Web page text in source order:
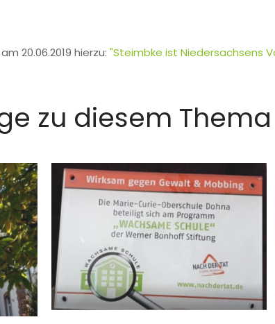
20.06.2019 hierzu: "Steimbke ist Niedersachsens
zu diesem Thema